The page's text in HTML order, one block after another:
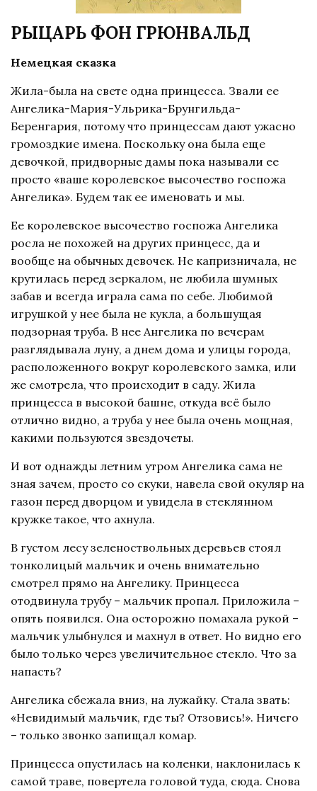
РЫЦАРЬ ФОН ГРЮНВАЛЬД
Немецкая сказка
Жила-была на свете одна принцесса. Звали ее
Ангелика-Мария-Ульрика-Брунгильда-
Беренгария, потому что принцессам дают ужасно
громоздкие имена. Поскольку она была еще
девочкой, придворные дамы пока называли ее
просто «ваше королевское высочество госпожа
Ангелика». Будем так ее именовать и мы.
Ее королевское высочество госпожа Ангелика
росла не похожей на других принцесс, да и
вообще на обычных девочек. Не капризничала, не
крутилась перед зеркалом, не любила шумных
забав и всегда играла сама по себе. Любимой
игрушкой у нее была не кукла, а большущая
подзорная труба. В нее Ангелика по вечерам
разглядывала луну, а днем дома и улицы города,
расположенного вокруг королевского замка, или
же смотрела, что происходит в саду. Жила
принцесса в высокой башне, откуда всё было
отлично видно, а труба у нее была очень мощная,
какими пользуются звездочеты.
И вот однажды летним утром Ангелика сама не
зная зачем, просто со скуки, навела свой окуляр на
газон перед дворцом и увидела в стеклянном
кружке такое, что ахнула.
В густом лесу зеленоствольных деревьев стоял
тонколицый мальчик и очень внимательно
смотрел прямо на Ангелику. Принцесса
отодвинула трубу – мальчик пропал. Приложила –
опять появился. Она осторожно помахала рукой –
мальчик улыбнулся и махнул в ответ. Но видно его
было только через увеличительное стекло. Что за
напасть?
Ангелика сбежала вниз, на лужайку. Стала звать:
«Невидимый мальчик, где ты? Отзовись!». Ничего
– только звонко запищал комар.
Принцесса опустилась на коленки, наклонилась к
самой траве, повертела головой туда, сюда. Снова